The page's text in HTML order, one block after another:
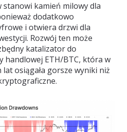
stanowi kamień milowy dla
dodatkowo
i otwiera drzwi dla
Rozwój ten może
katalizator do
handlowej ETH/BTC, która w
osiągała gorsze wyniki niż